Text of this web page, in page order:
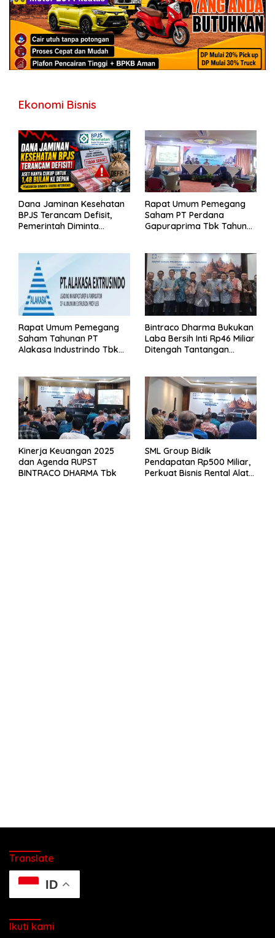
Ekonomi Bisnis
Dana Jaminan Kesehatan
BPJS Terancam Defisit,
Pemerintah Diminta
Rapat Umum Pemegang
Saham PT Perdana
Gapuraprima Tbk Tahun
Rapat Umum Pemegang
Saham Tahunan PT
Alakasa Industrindo Tbk
Bintraco Dharma Bukukan
Laba Bersih Inti Rp46 Miliar
Ditengah Tantangan
Kinerja Keuangan 2025
dan Agenda RUPST
BINTRACO DHARMA Tbk
SML Group Bidik
Pendapatan Rp500 Miliar,
Perkuat Bisnis Rental Alat
Translate
ID
Ikuti kami